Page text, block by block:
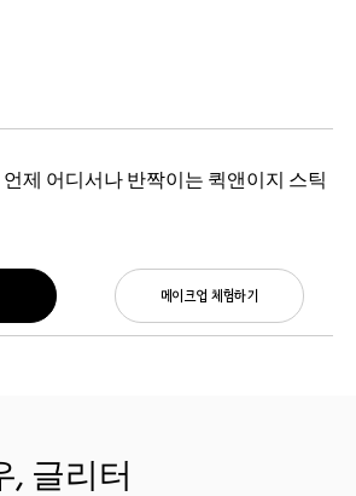
제 어디서나 반짝이는 퀵앤이지 스틱
메이크업 체험하기
, 글리터